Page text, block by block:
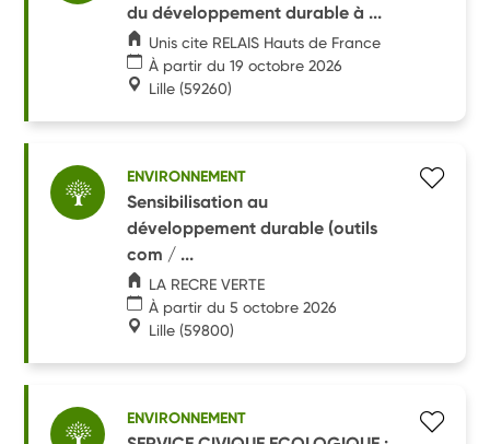
du développement durable à ...
Unis cite RELAIS Hauts de France
À partir du 19 octobre 2026
Lille (59260)
ENVIRONNEMENT
Sensibilisation au
développement durable (outils
com / ...
LA RECRE VERTE
À partir du 5 octobre 2026
Lille (59800)
ENVIRONNEMENT